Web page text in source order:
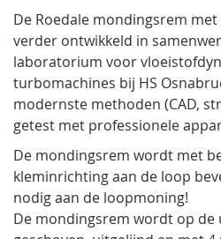
De Roedale mondingsrem
verder ontwikkeld in
laboratorium voor
turbomachines bij HS
modernste methoden (CAD,
getest met professionele
De mondingsrem wordt met
kleminrichting aan de loop
nodig aan de loopmoning!
De mondingsrem wordt op de